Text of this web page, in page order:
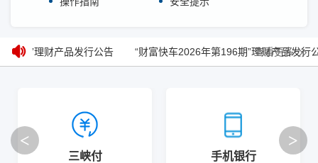
期”理财产品发行公告 “财富快车2026年第196期”理财产品发行公
查看更多
<
三峡付 手机银行
>